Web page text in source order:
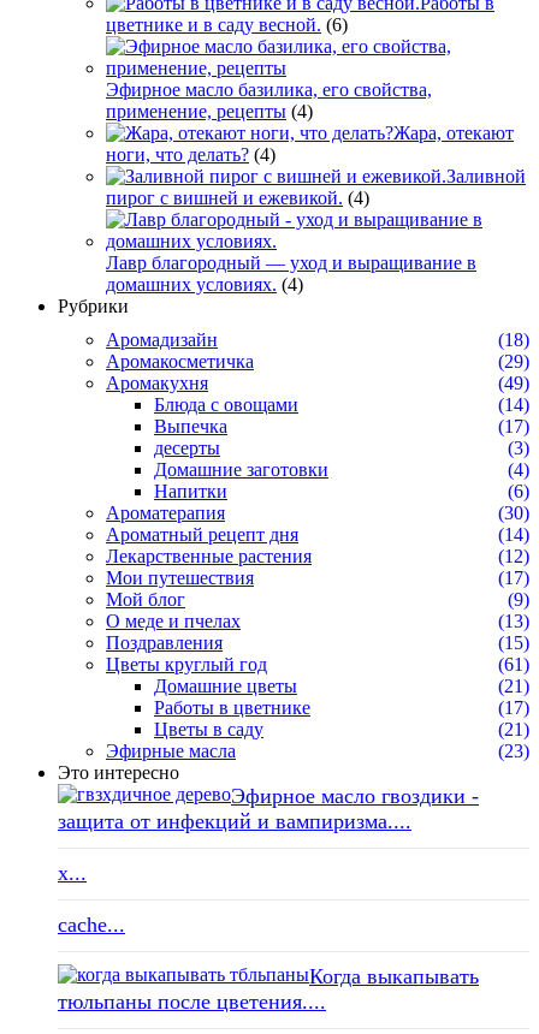
цветнике и в саду весной. (6)
Эфирное масло базилика, его свойства,
применение, рецепты (4)
Жара, отекают
ноги, что делать? (4)
Заливной
пирог с вишней и ежевикой. (4)
Лавр благородный — уход и выращивание в
домашних условиях. (4)
Рубрики
Аромадизайн
(18)
Аромакосметичка
(29)
Аромакухня
(49)
Блюда с овощами
(14)
Выпечка
(17)
десерты
(3)
Домашние заготовки
(4)
Напитки
(6)
Ароматерапия
(30)
Ароматный рецепт дня
(14)
Лекарственные растения
(12)
Мои путешествия
(17)
Мой блог
(9)
О меде и пчелах
(13)
Поздравления
(15)
Цветы круглый год
(61)
Домашние цветы
(21)
Работы в цветнике
(17)
Цветы в саду
(21)
Эфирные масла
(23)
Это интересно
Эфирное масло гвоздики -
защита от инфекций и вампиризма....
x...
cache...
Когда выкапывать
тюльпаны после цветения....